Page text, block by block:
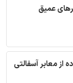
عمیق
از معابر آسفالتی